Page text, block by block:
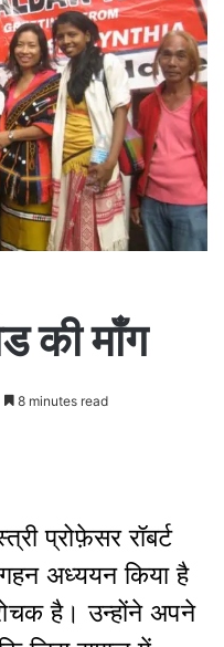
की माँग
8 minutes read
प्रोफ़ेसर रॉबर्ट
अध्ययन किया है
है। उन्होंने अपने